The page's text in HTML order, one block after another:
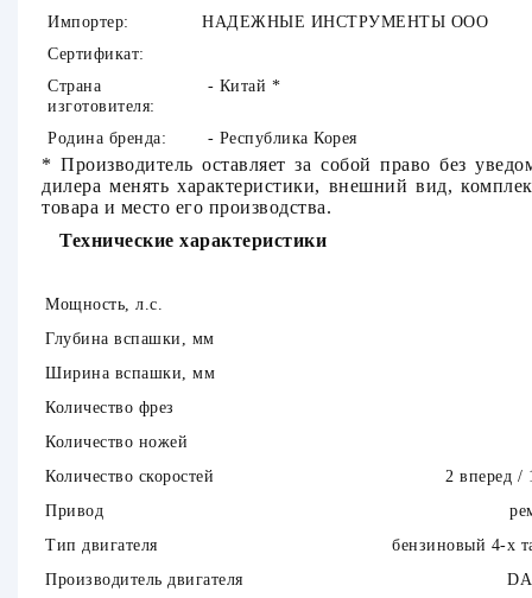
Импортер:
НАДЕЖНЫЕ ИНСТРУМЕНТЫ ООО
Сертификат:
Страна
изготовителя:
- Китай *
Родина бренда: - Республика Корея
* Производитель оставляет за собой право без
дилера менять характеристики, внешний вид,
товара и место его производства.
Технические характеристики
Мощность, л.с.
Глубина вспашки, мм
Ширина вспашки, мм
Количество фрез
Количество ножей
Количество скоростей
2 вперед /
Привод
Тип двигателя
бензиновый 4-х
Производитель двигателя